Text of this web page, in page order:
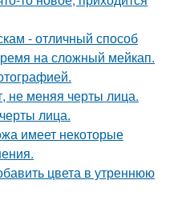
- отличный способ
на сложный мейкап.
не меняя черты лица.
лица.
имеет некоторые
цвета в утреннюю